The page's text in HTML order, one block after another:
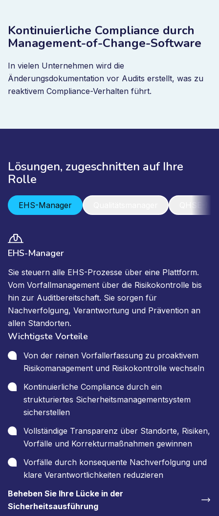
Kontinuierliche Compliance durch
Management-of-Change-Software
In vielen Unternehmen wird die
Änderungsdokumentation vor Audits erstellt, was zu
reaktivem Compliance-Verhalten führt.
Lösungen, zugeschnitten auf Ihre
Rolle
EHS-Manager
EHS-Manager
Sie steuern alle EHS-Prozesse über eine Plattform.
Vom Vorfallmanagement über die Risikokontrolle bis
hin zur Auditbereitschaft. Sie sorgen für
Nachverfolgung, Verantwortung und Prävention an
allen Standorten.
Wichtigste Vorteile
Von der reinen Vorfallerfassung zu proaktivem
Risikomanagement und Risikokontrolle wechseln
Kontinuierliche Compliance durch ein
strukturiertes Sicherheitsmanagementsystem
sicherstellen
Vollständige Transparenz über Standorte, Risiken,
Vorfälle und Korrekturmaßnahmen gewinnen
Vorfälle durch konsequente Nachverfolgung und
klare Verantwortlichkeiten reduzieren
Beheben Sie Ihre Lücke in der
Sicherheitsausführung